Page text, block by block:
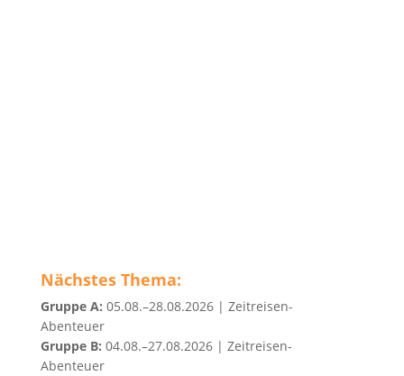
Nächstes Thema:
Gruppe A: 05.08.–28.08.2026 | Zeitreisen-
Abenteuer
Gruppe B: 04.08.–27.08.2026 | Zeitreisen-
Abenteuer